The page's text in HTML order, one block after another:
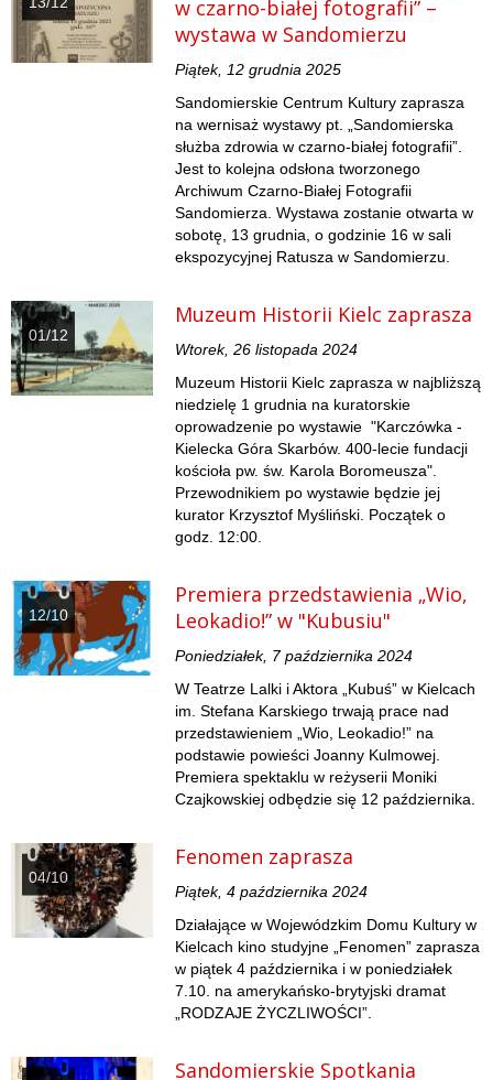
w czarno-białej fotografii” –
wystawa w Sandomierzu
Piątek, 12 grudnia 2025
Sandomierskie Centrum Kultury zaprasza
na wernisaż wystawy pt. „Sandomierska
służba zdrowia w czarno-białej fotografii”.
Jest to kolejna odsłona tworzonego
Archiwum Czarno-Białej Fotografii
Sandomierza. Wystawa zostanie otwarta w
sobotę, 13 grudnia, o godzinie 16 w sali
ekspozycyjnej Ratusza w Sandomierzu.
01/12
Muzeum Historii Kielc zaprasza
Wtorek, 26 listopada 2024
Muzeum Historii Kielc zaprasza w najbliższą
niedzielę 1 grudnia na kuratorskie
oprowadzenie po wystawie "Karczówka -
Kielecka Góra Skarbów. 400-lecie fundacji
kościoła pw. św. Karola Boromeusza".
Przewodnikiem po wystawie będzie jej
kurator Krzysztof Myśliński. Początek o
godz. 12:00.
12/10
Premiera przedstawienia „Wio,
Leokadio!” w "Kubusiu"
Poniedziałek, 7 października 2024
W Teatrze Lalki i Aktora „Kubuś” w Kielcach
im. Stefana Karskiego trwają prace nad
przedstawieniem „Wio, Leokadio!” na
podstawie powieści Joanny Kulmowej.
Premiera spektaklu w reżyserii Moniki
Czajkowskiej odbędzie się 12 października.
04/10
Fenomen zaprasza
Piątek, 4 października 2024
Działające w Wojewódzkim Domu Kultury w
Kielcach kino studyjne „Fenomen” zaprasza
w piątek 4 października i w poniedziałek
7.10. na amerykańsko-brytyjski dramat
„RODZAJE ŻYCZLIWOŚCI”.
Sandomierskie Spotkania